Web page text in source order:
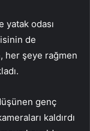
yatak odası
de
her şeye rağmen
genç
kaldırdı